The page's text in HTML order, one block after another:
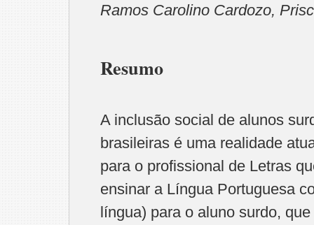
Ramos Carolino Cardozo,
Resumo
A inclusão social de alunos
brasileiras é uma realidade
para o profissional de Letras
ensinar a Língua Portuguesa
língua) para o aluno surdo,